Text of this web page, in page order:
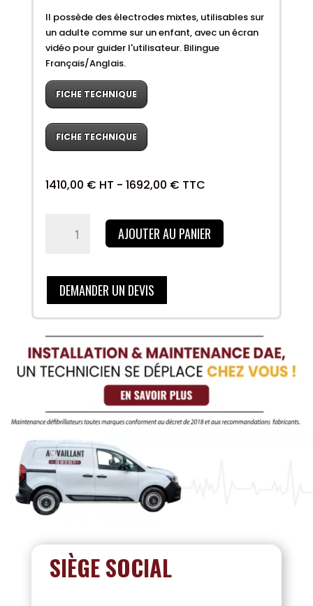
Il possède des électrodes mixtes, utilisables sur
un adulte comme sur un enfant, avec un écran
vidéo pour guider l'utilisateur. Bilingue
Français/Anglais.
FICHE TECHNIQUE
FICHE TECHNIQUE
1410,00 € HT - 1692,00 € TTC
C2
semi-
AJOUTER AU PANIER
DEMANDER UN DEVIS
SIÈGE SOCIAL